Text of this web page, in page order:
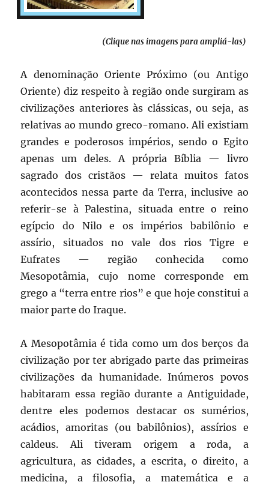
(Clique nas imagens para ampliá-las)
A denominação Oriente Próximo (ou Antigo
Oriente) diz respeito à região onde surgiram as
civilizações anteriores às clássicas, ou seja, as
relativas ao mundo greco-romano. Ali existiam
grandes e poderosos impérios, sendo o Egito
apenas um deles. A própria Bíblia — livro
sagrado dos cristãos — relata muitos fatos
acontecidos nessa parte da Terra, inclusive ao
referir-se à Palestina, situada entre o reino
egípcio do Nilo e os impérios babilônio e
assírio, situados no vale dos rios Tigre e
Eufrates — região conhecida como
Mesopotâmia, cujo nome corresponde em
grego a “terra entre rios” e que hoje constitui a
maior parte do Iraque.
A Mesopotâmia é tida como um dos berços da
civilização por ter abrigado parte das primeiras
civilizações da humanidade. Inúmeros povos
habitaram essa região durante a Antiguidade,
dentre eles podemos destacar os sumérios,
acádios, amoritas (ou babilônios), assírios e
caldeus. Ali tiveram origem a roda, a
agricultura, as cidades, a escrita, o direito, a
medicina, a filosofia, a matemática e a